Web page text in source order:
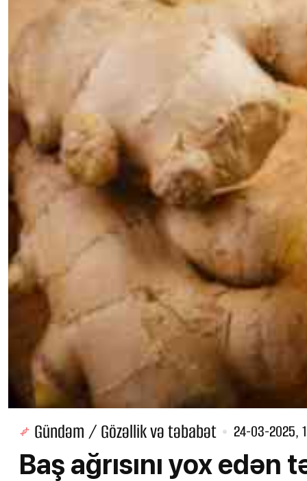
Gündəm / Gözəllik və təbabət 24-03-2025,
Baş ağrısını yox edən